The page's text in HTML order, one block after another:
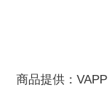
商品提供：VAPP